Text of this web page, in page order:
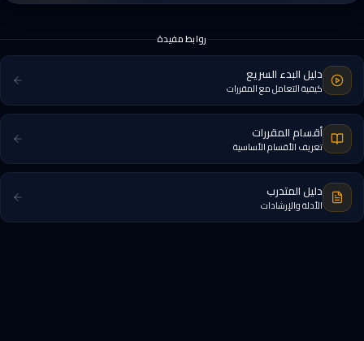
روابط مفيدة
دليل البدء السريع
كيفية التعامل مع المقررات
أقسام المقررات
تعريف الأقسام الأساسية
دليل المتدرب
الأدلة والإرشادات